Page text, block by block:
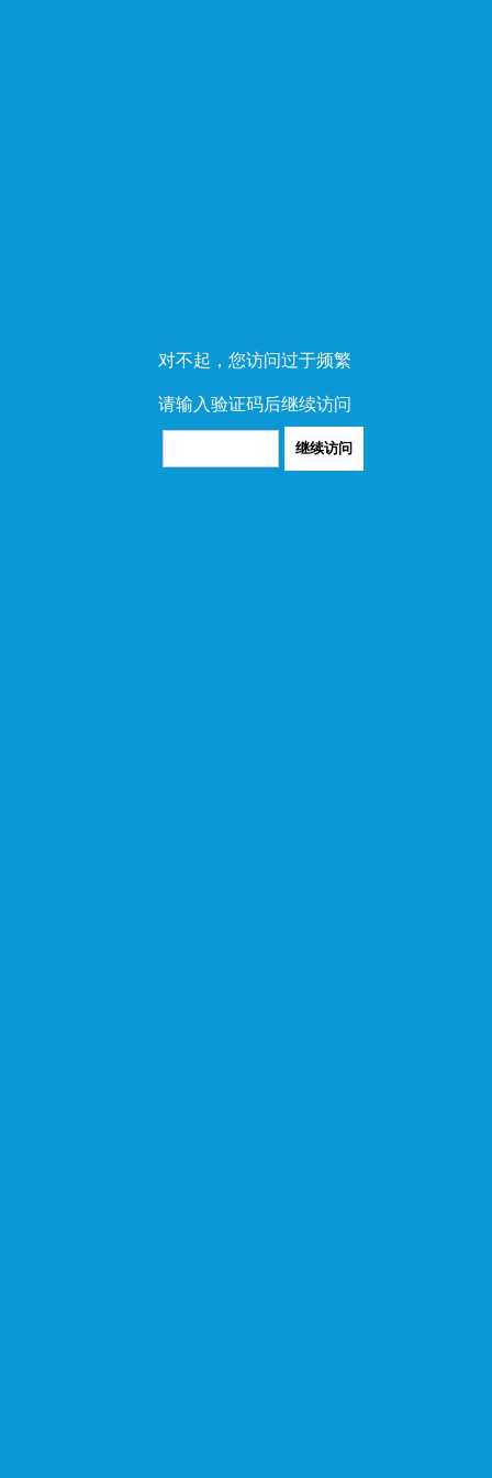
对不起，您访问过于频繁
请输入验证码后继续访问
继续访问